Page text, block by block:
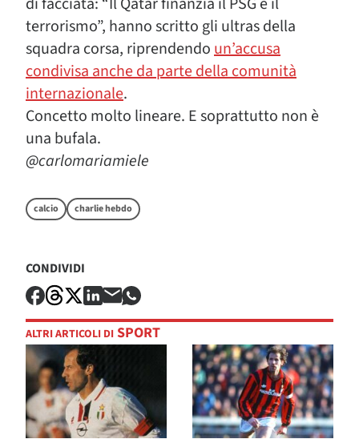
terrorismo”, hanno scritto gli ultras della
squadra corsa, riprendendoun’accusa
condivisa anche da parte della comunità
internazionale.
Concetto molto lineare. E soprattutto non è
una bufala.
@carlomariamiele
calcio charlie hebdo
CONDIVIDI
ALTRI ARTICOLI DI SPORT